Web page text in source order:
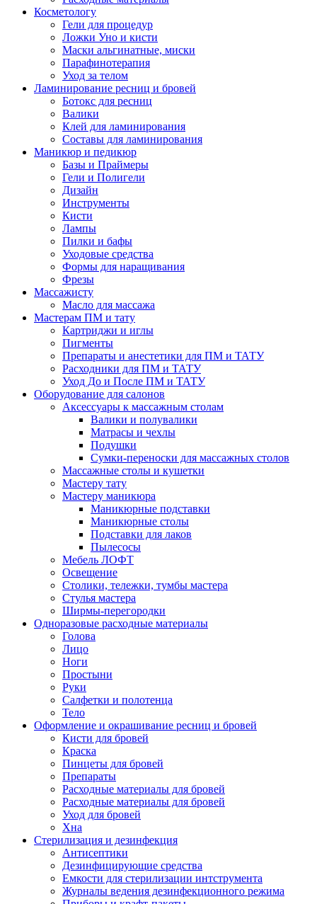
Косметологу
Гели для процедур
Ложки Уно и кисти
Маски альгинатные, миски
Парафинотерапия
Уход за телом
Ламинирование ресниц и бровей
Ботокс для ресниц
Валики
Клей для ламинирования
Составы для ламинирования
Маникюр и педикюр
Базы и Праймеры
Гели и Полигели
Дизайн
Инструменты
Кисти
Лампы
Пилки и бафы
Уходовые средства
Формы для наращивания
Фрезы
Массажисту
Масло для массажа
Мастерам ПМ и тату
Картриджи и иглы
Пигменты
Препараты и анестетики для ПМ и ТАТУ
Расходники для ПМ и ТАТУ
Уход До и После ПМ и ТАТУ
Оборудование для салонов
Аксессуары к массажным столам
Валики и полувалики
Матрасы и чехлы
Подушки
Сумки-переноски для массажных столов
Массажные столы и кушетки
Мастеру тату
Мастеру маникюра
Маникюрные подставки
Маникюрные столы
Подставки для лаков
Пылесосы
Мебель ЛОФТ
Освещение
Столики, тележки, тумбы мастера
Стулья мастера
Ширмы-перегородки
Одноразовые расходные материалы
Голова
Лицо
Ноги
Простыни
Руки
Салфетки и полотенца
Тело
Оформление и окрашивание ресниц и бровей
Кисти для бровей
Краска
Пинцеты для бровей
Препараты
Расходные материалы для бровей
Расходные материалы для бровей
Уход для бровей
Хна
Стерилизация и дезинфекция
Антисептики
Дезинфицирующие средства
Емкости для стерилизации интструмента
Журналы ведения дезинфекционного режима